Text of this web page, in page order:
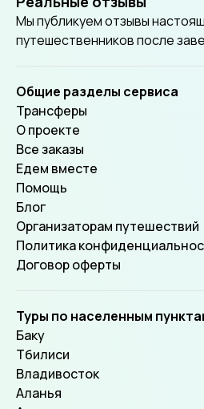
Мы публикуем отзывы
путешественников после
Общие разделы сервиса
Трансферы
О проекте
Все заказы
Едем вместе
Помощь
Блог
Организаторам путешествий
Политика
Договор оферты
Туры по населенным
Баку
Тбилиси
Владивосток
Аланья